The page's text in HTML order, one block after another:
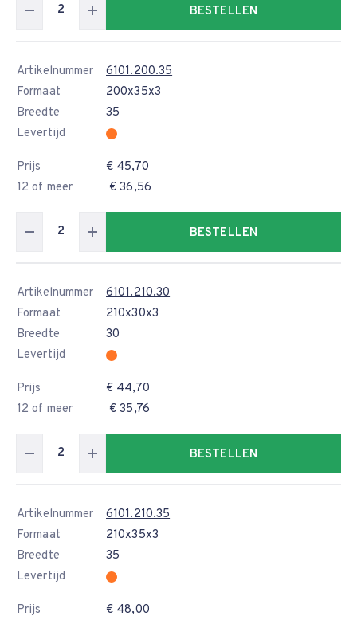
BESTELLEN
Artikelnummer
6101.200.35
Formaat
200x35x3
Breedte
35
Levertijd
Prijs
€ 45,70
12 of meer
€ 36,56
BESTELLEN
Artikelnummer
6101.210.30
Formaat
210x30x3
Breedte
30
Levertijd
Prijs
€ 44,70
12 of meer
€ 35,76
BESTELLEN
Artikelnummer
6101.210.35
Formaat
210x35x3
Breedte
35
Levertijd
Prijs
€ 48,00